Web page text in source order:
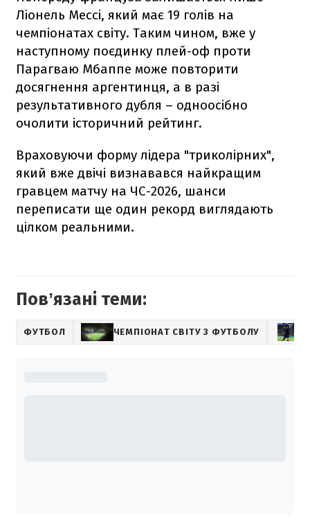
Ліонель Мессі, який має 19 голів на
чемпіонатах світу. Таким чином, вже у
наступному поєдинку плей-оф проти
Парагваю Мбаппе може повторити
досягнення аргентинця, а в разі
результативного дубля – одноосібно
очолити історичний рейтинг.
Враховуючи форму лідера "триколірних",
який вже двічі визнавався найкращим
гравцем матчу на ЧС-2026, шанси
переписати ще один рекорд виглядають
цілком реальними.
Повʼязані теми:
ФУТБОЛ ЧЕМПІОНАТ СВІТУ З ФУТБОЛУ